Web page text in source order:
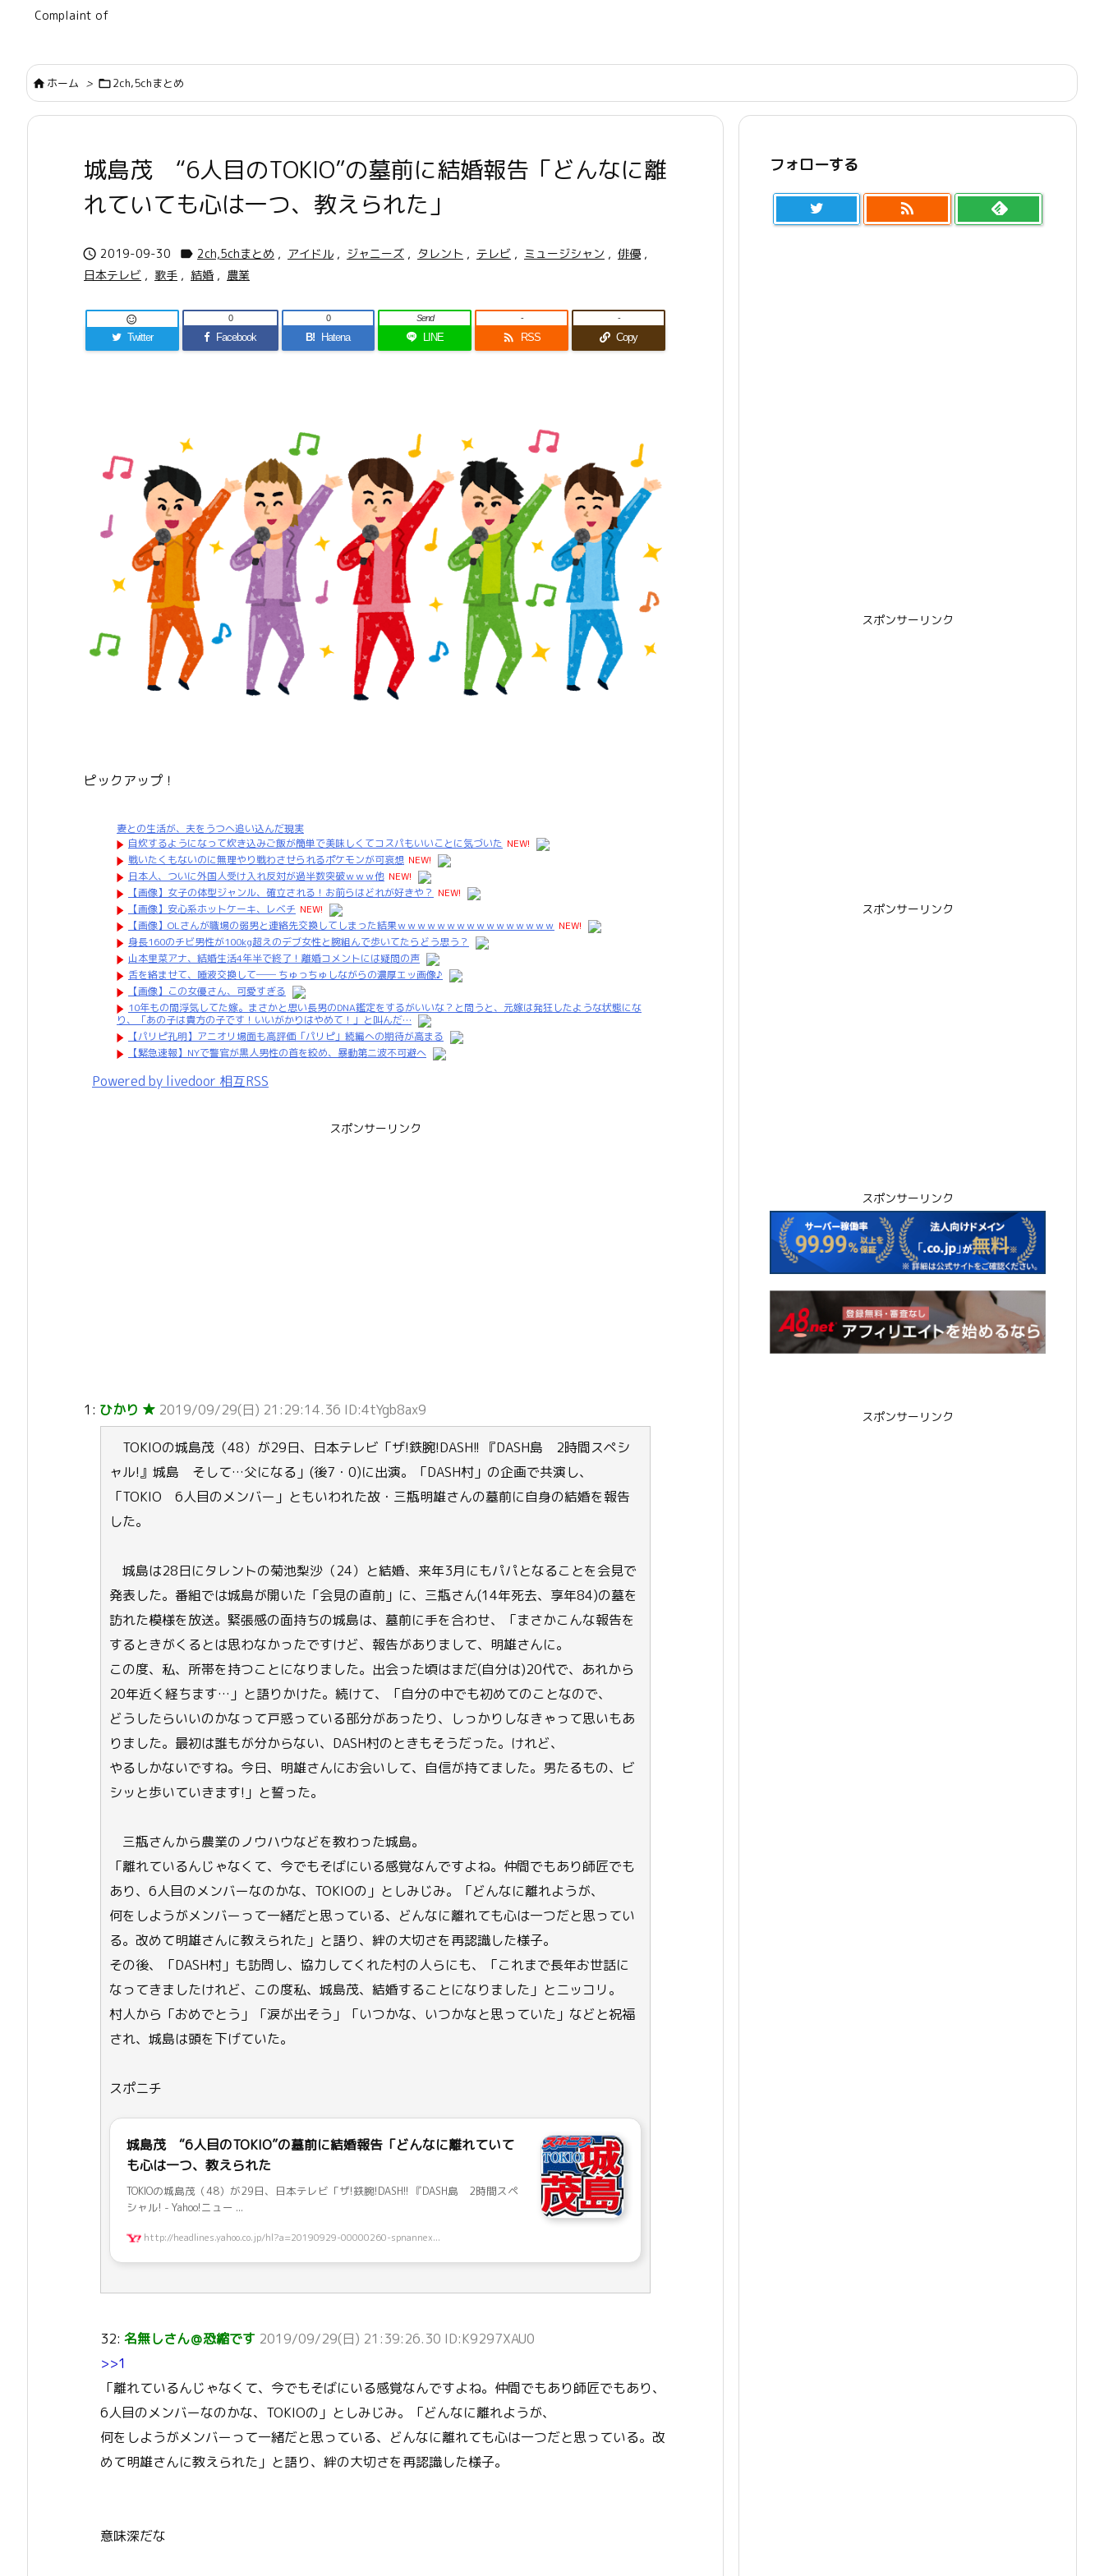
Complaint of
ホーム > 2ch,5chまとめ
城島茂 “6人目のTOKIO”の墓前に結婚報告「どんなに離
れていても心は一つ、教えられた」
 2019-09-30  2ch,5chまとめ , アイドル , ジャニーズ , タレント , テレビ , ミュージシャン , 俳優 ,
日本テレビ , 歌手 , 結婚 , 農業
Twitter

Facebook
0
B! Hatena
0
LINE
Send
 RSS
-
Copy
-
ピックアップ！
妻との生活が、夫をうつへ追い込んだ現実
自炊するようになって炊き込みご飯が簡単で美味しくてコスパもいいことに気づいた NEW!
戦いたくもないのに無理やり戦わさせられるポケモンが可哀想 NEW!
日本人、ついに外国人受け入れ反対が過半数突破ｗｗｗ他 NEW!
【画像】女子の体型ジャンル、確立される！お前らはどれが好きや？ NEW!
【画像】安心系ホットケーキ、レベチ NEW!
【画像】OLさんが職場の弱男と連絡先交換してしまった結果ｗｗｗｗｗｗｗｗｗｗｗｗｗｗｗｗ NEW!
身長160のチビ男性が100kg超えのデブ女性と腕組んで歩いてたらどう思う？
山本里菜アナ、結婚生活4年半で終了！離婚コメントには疑問の声
舌を絡ませて、唾液交換して── ちゅっちゅしながらの濃厚エッ画像♪
【画像】この女優さん、可愛すぎる
10年もの間浮気してた嫁。まさかと思い長男のDNA鑑定をするがいいな？と問うと、元嫁は発狂したような状態にな
り、「あの子は貴方の子です！いいがかりはやめて！」と叫んだ…
【パリピ孔明】アニオリ場面も高評価「パリピ」続編への期待が高まる
【緊急速報】NYで警官が黒人男性の首を絞め、暴動第二波不可避へ
Powered by livedoor 相互RSS
スポンサーリンク
1: ひかり ★ 2019/09/29(日) 21:29:14.36 ID:4tYgb8ax9
TOKIOの城島茂（48）が29日、日本テレビ「ザ!鉄腕!DASH!! 『DASH島 2時間スペシ
ャル!』城島 そして…父になる」(後7・0)に出演。「DASH村」の企画で共演し、
「TOKIO 6人目のメンバー」ともいわれた故・三瓶明雄さんの墓前に自身の結婚を報告
した。
城島は28日にタレントの菊池梨沙（24）と結婚、来年3月にもパパとなることを会見で
発表した。番組では城島が開いた「会見の直前」に、三瓶さん(14年死去、享年84)の墓を
訪れた模様を放送。緊張感の面持ちの城島は、墓前に手を合わせ、「まさかこんな報告を
するときがくるとは思わなかったですけど、報告がありまして、明雄さんに。
この度、私、所帯を持つことになりました。出会った頃はまだ(自分は)20代で、あれから
20年近く経ちます…」と語りかけた。続けて、「自分の中でも初めてのことなので、
どうしたらいいのかなって戸惑っている部分があったり、しっかりしなきゃって思いもあ
りました。最初は誰もが分からない、DASH村のときもそうだった。けれど、
やるしかないですね。今日、明雄さんにお会いして、自信が持てました。男たるもの、ビ
シッと歩いていきます!」と誓った。
三瓶さんから農業のノウハウなどを教わった城島。
「離れているんじゃなくて、今でもそばにいる感覚なんですよね。仲間でもあり師匠でも
あり、6人目のメンバーなのかな、TOKIOの」としみじみ。「どんなに離れようが、
何をしようがメンバーって一緒だと思っている、どんなに離れても心は一つだと思ってい
る。改めて明雄さんに教えられた」と語り、絆の大切さを再認識した様子。
その後、「DASH村」も訪問し、協力してくれた村の人らにも、「これまで長年お世話に
なってきましたけれど、この度私、城島茂、結婚することになりました」とニッコリ。
村人から「おめでとう」「涙が出そう」「いつかな、いつかなと思っていた」などと祝福
され、城島は頭を下げていた。
スポニチ
城島茂 “6人目のTOKIO”の墓前に結婚報告「どんなに離れていて
も心は一つ、教えられた
TOKIOの城島茂（48）が29日、日本テレビ「ザ!鉄腕!DASH!! 『DASH島 2時間スペ
シャル! - Yahoo!ニュー ...
http://headlines.yahoo.co.jp/hl?a=20190929-00000260-spnannex...
32: 名無しさん＠恐縮です 2019/09/29(日) 21:39:26.30 ID:K9297XAU0
>>1
「離れているんじゃなくて、今でもそばにいる感覚なんですよね。仲間でもあり師匠でもあり、
6人目のメンバーなのかな、TOKIOの」としみじみ。「どんなに離れようが、
何をしようがメンバーって一緒だと思っている、どんなに離れても心は一つだと思っている。改
めて明雄さんに教えられた」と語り、絆の大切さを再認識した様子。
意味深だな
フォローする

スポンサーリンク
スポンサーリンク
スポンサーリンク
スポンサーリンク